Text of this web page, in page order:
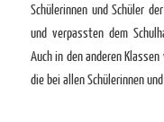
Schülerinnen und Schüler
und verpassten dem
Auch in den anderen
die bei allen Schülerinnen